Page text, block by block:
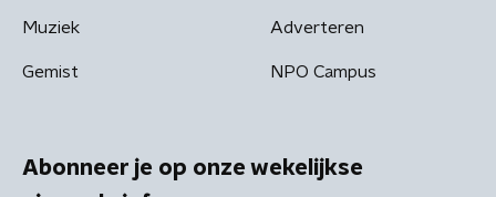
Muziek
Gemist
Adverteren
NPO Campus
Abonneer je op onze wekelijkse